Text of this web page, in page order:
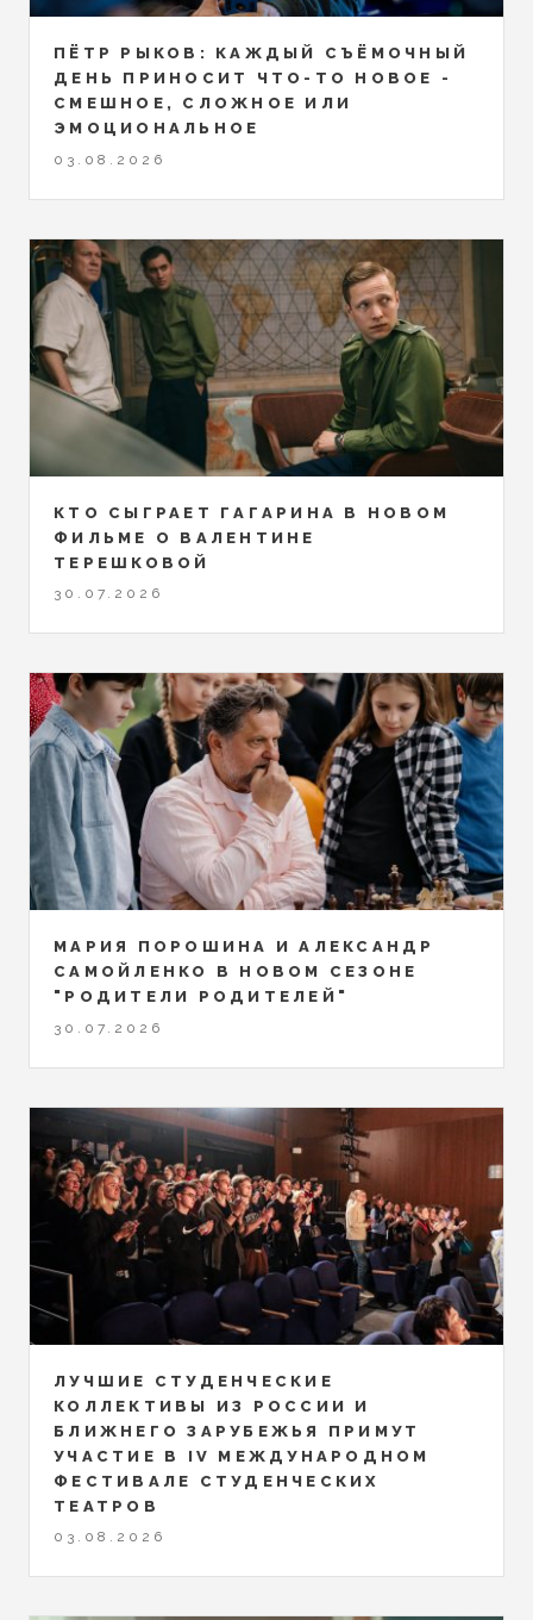
ПЁТР РЫКОВ: КАЖДЫЙ СЪЁМОЧНЫЙ
ДЕНЬ ПРИНОСИТ ЧТО-ТО НОВОЕ -
СМЕШНОЕ, СЛОЖНОЕ ИЛИ
ЭМОЦИОНАЛЬНОЕ
03.08.2026
КТО СЫГРАЕТ ГАГАРИНА В НОВОМ
ФИЛЬМЕ О ВАЛЕНТИНЕ
ТЕРЕШКОВОЙ
30.07.2026
МАРИЯ ПОРОШИНА И АЛЕКСАНДР
САМОЙЛЕНКО В НОВОМ СЕЗОНЕ
"РОДИТЕЛИ РОДИТЕЛЕЙ"
30.07.2026
ЛУЧШИЕ СТУДЕНЧЕСКИЕ
КОЛЛЕКТИВЫ ИЗ РОССИИ И
БЛИЖНЕГО ЗАРУБЕЖЬЯ ПРИМУТ
УЧАСТИЕ В IV МЕЖДУНАРОДНОМ
ФЕСТИВАЛЕ СТУДЕНЧЕСКИХ
ТЕАТРОВ
03.08.2026